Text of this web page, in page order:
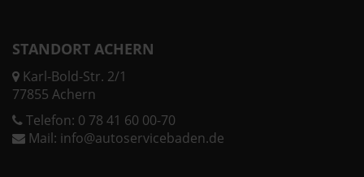
STANDORT ACHERN
Karl-Bold-Str. 2/1
77855 Achern
Telefon: 0 78 41 60 00-70
Mail: info@autoservicebaden.de